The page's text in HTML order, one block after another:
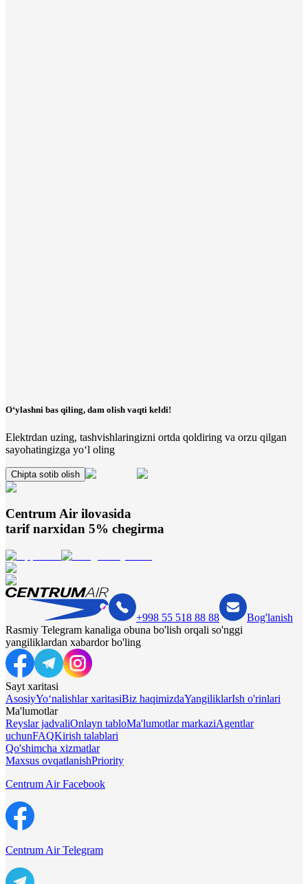
O‘ylashni bas qiling, dam olish vaqti keldi!
Elektrdan uzing, tashvishlaringizni ortda qoldiring va orzu qilgan
sayohatingizga yo‘l oling
Chipta sotib olish
Centrum Air ilovasida
tarif narxidan 5% chegirma
+998 55 518 88 88
Bog'lanish
Rasmiy Telegram kanaliga obuna bo'lish orqali so'nggi
yangiliklardan xabardor bo'ling
Sayt xaritasi
AsosiyYo‘nalishlar xaritasiBiz haqimizdaYangiliklarIsh o'rinlari
Ma'lumotlar
Reyslar jadvaliOnlayn tabloMa'lumotlar markaziAgentlar
uchunFAQKirish talablari
Qo'shimcha xizmatlar
Maxsus ovqatlanishPriority
Centrum Air Facebook
Centrum Air Telegram